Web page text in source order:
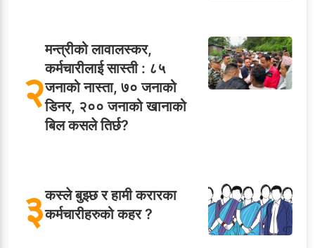
२
मन्त्रीको लावालस्कर,
कर्मचारीलाई सास्ती : ८५
जनाको नास्ता, ७० जनाको
डिनर, २०० जनाको खानाको
बिल कसले तिर्छ?
३कस्ले बुझ्छ र हामी करारका
कर्मचारीहरुको कहर ?